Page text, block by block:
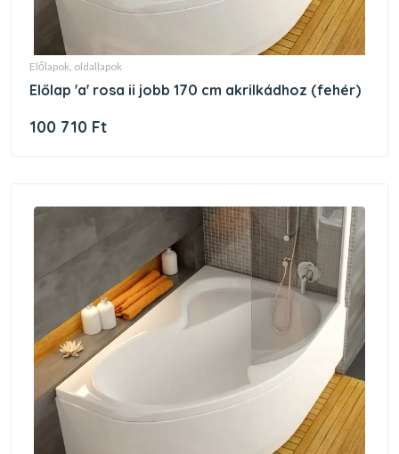
előlapok, oldallapok
előlap 'a' rosa ii jobb 170 cm akrilkádhoz (fehér)
100 710 Ft